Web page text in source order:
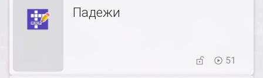
Падежи
51